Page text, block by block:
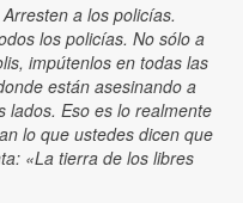
a los policías.
los policías. No sólo a
impútenlos en todas las
están asesinando a
lados. Eso es lo realmente
lo que ustedes dicen que
«La tierra de los libres